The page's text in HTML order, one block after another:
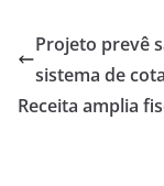
Projeto prevê
sistema de
Receita amplia